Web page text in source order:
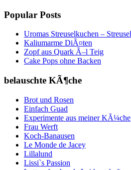
Popular Posts
Uromas Streuselkuchen –
Kaliumarme DiÃ¤ten
Zopf aus Quark Ã–l Teig
Cake Pops ohne Backen
belauschte KÃ¶che
Brot und Rosen
Einfach Guad
Experimente aus meiner KÃ¼che
Frau Werft
Koch-Banausen
Le Monde de Jacey
Lillalund
Lissi`s Passion